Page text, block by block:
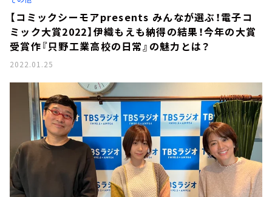
【コミックシーモアpresents みんなが選ぶ！電子コ
ミック大賞2022】伊織もえも納得の結果！今年の大賞
受賞作『只野工業高校の日常』の魅力とは？
2022.01.25